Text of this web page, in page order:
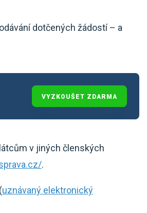
dotčených žádostí – a
VYZKOUŠET ZDARMA
v jiných členských
.
uznávaný elektronický